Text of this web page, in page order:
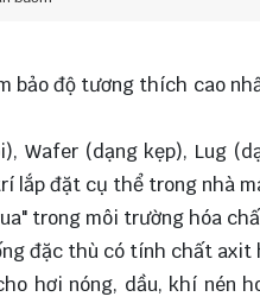
bảo độ tương thích cao
Wafer (dạng kẹp), Lug
lắp đặt cụ thể trong nhà
trong môi trường hóa
đặc thù có tính chất axit
hơi nóng, dầu, khí nén